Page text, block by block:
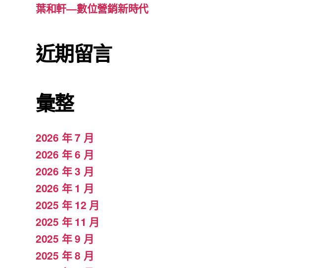
葉和軒—數位營銷新時代
近期留言
彙整
2026 年 7 月
2026 年 6 月
2026 年 3 月
2026 年 1 月
2025 年 12 月
2025 年 11 月
2025 年 9 月
2025 年 8 月